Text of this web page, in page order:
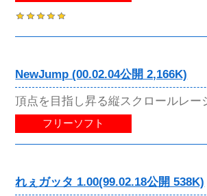
NewJump (00.02.04公開 2,166K)
頂点を目指し昇る縦スクロールレー
フリーソフト
れぇガッタ 1.00(99.02.18公開 538K)